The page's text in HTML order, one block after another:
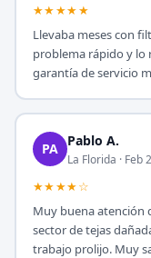
★★★★★
Llevaba meses con
problema rápido y lo
garantía de servicio
PA Pablo A.
La Florida · Feb
★★★★☆
Muy buena atención
sector de tejas
trabajo prolijo. Muy